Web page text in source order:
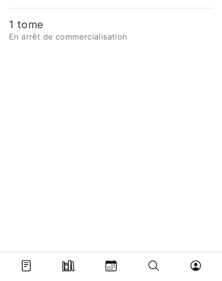
1 tome
En arrêt de commercialisation